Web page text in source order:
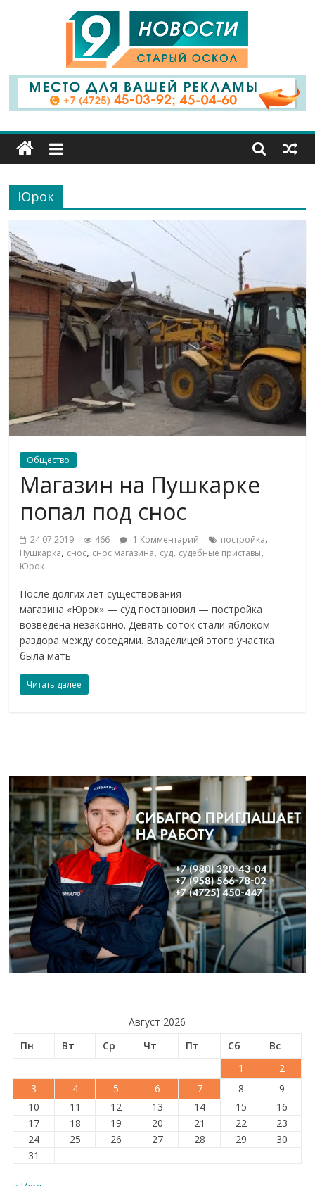
9
Канал
Старый
Оскол
Юрок
Общество
Магазин на Пушкарке
попал под снос
24.07.2019 466 1 Комментарий постройка,
Пушкарка, снос, снос магазина, суд, судебные приставы,
Юрок
После долгих лет существования
магазина «Юрок» — суд постановил — постройка
возведена незаконно. Девять соток стали яблоком
раздора между соседями. Владелицей этого участка
была мать
Читать далее
Август 2026
Пн
Вт Ср Чт Пт Сб
Вс
1
2
3
4 5 6 7 8
9
10
11 12 13 14 15
16
17
18 19 20 21 22
23
24
25 26 27 28 29
30
31